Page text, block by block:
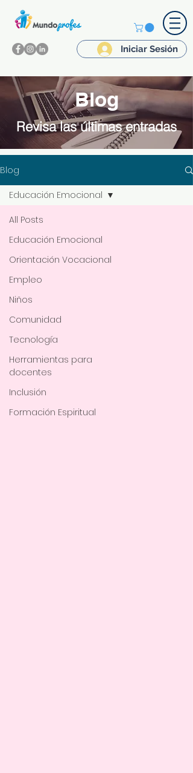
Iniciar Sesión
Blog
Revisa las últimas entradas
Blog
All Posts
Educación Emocional
Orientación Vocacional
Empleo
Niños
Comunidad
Tecnología
Herramientas para
docentes
Inclusión
Formación Espiritual
Educación Emocional